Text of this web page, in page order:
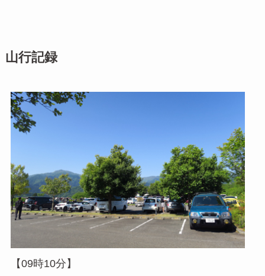
山行記録
【09時10分】